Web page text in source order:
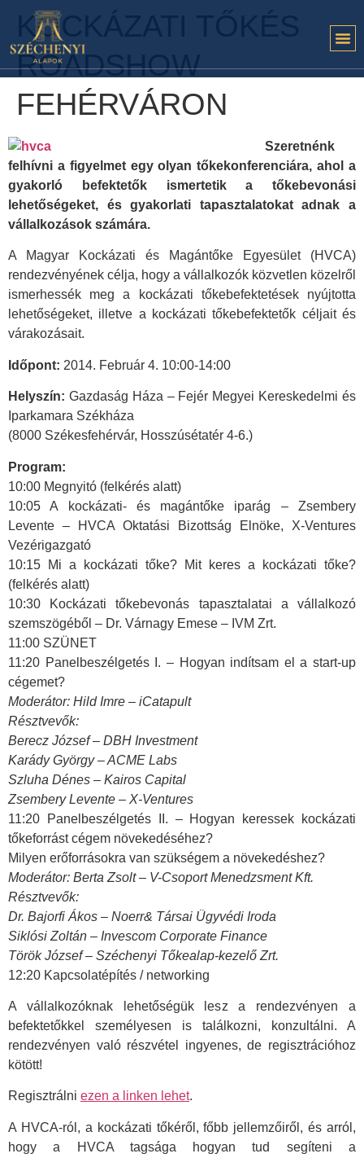
KOCKÁZATI TŐKÉS
ROADSHOW
FEHÉRVÁRON
Szeretnénk
felhívni a figyelmet egy olyan tőkekonferenciára, ahol a
gyakorló befektetők ismertetik a tőkebevonási
lehetőségeket, és gyakorlati tapasztalatokat adnak a
vállalkozások számára.
A Magyar Kockázati és Magántőke Egyesület (HVCA)
rendezvényének célja, hogy a vállalkozók közvetlen közelről
ismerhessék meg a kockázati tőkebefektetések nyújtotta
lehetőségeket, illetve a kockázati tőkebefektetők céljait és
várakozásait.
Időpont: 2014. Február 4. 10:00-14:00
Helyszín: Gazdaság Háza – Fejér Megyei Kereskedelmi és
Iparkamara Székháza
(8000 Székesfehérvár, Hosszúsétatér 4-6.)
Program:
10:00 Megnyitó (felkérés alatt)
10:05 A kockázati- és magántőke iparág – Zsembery
Levente – HVCA Oktatási Bizottság Elnöke, X-Ventures
Vezérigazgató
10:15 Mi a kockázati tőke? Mit keres a kockázati tőke?
(felkérés alatt)
10:30 Kockázati tőkebevonás tapasztalatai a vállalkozó
szemszögéből – Dr. Várnagy Emese – IVM Zrt.
11:00 SZÜNET
11:20 Panelbeszélgetés I. – Hogyan indítsam el a start-up
cégemet?
Moderátor: Hild Imre – iCatapult
Résztvevők:
Berecz József – DBH Investment
Karády György – ACME Labs
Szluha Dénes – Kairos Capital
Zsembery Levente – X-Ventures
11:20 Panelbeszélgetés II. – Hogyan keressek kockázati
tőkeforrást cégem növekedéséhez?
Milyen erőforrásokra van szükségem a növekedéshez?
Moderátor: Berta Zsolt – V-Csoport Menedzsment Kft.
Résztvevők:
Dr. Bajorfi Ákos – Noerr& Társai Ügyvédi Iroda
Siklósi Zoltán – Invescom Corporate Finance
Török József – Széchenyi Tőkealap-kezelő Zrt.
12:20 Kapcsolatépítés / networking
A vállalkozóknak lehetőségük lesz a rendezvényen a
befektetőkkel személyesen is találkozni, konzultálni. A
rendezvényen való részvétel ingyenes, de regisztrációhoz
kötött!
Regisztrálni ezen a linken lehet.
A HVCA-ról, a kockázati tőkéről, főbb jellemzőiről, és arról,
hogy a HVCA tagsága hogyan tud segíteni a